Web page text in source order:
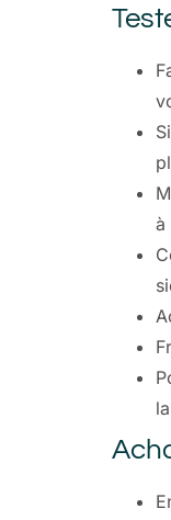
à